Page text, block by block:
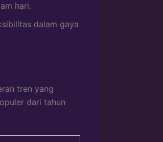
hari.
dalam gaya
tren yang
dari tahun